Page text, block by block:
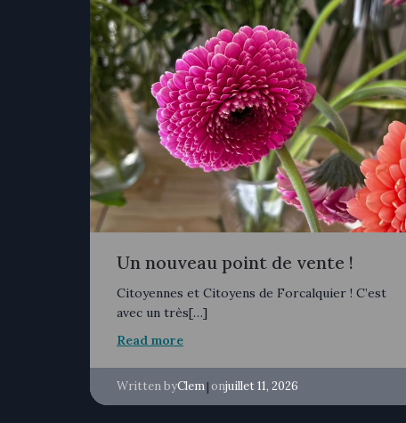
Un nouveau point de vente !
Citoyennes et Citoyens de Forcalquier ! C’est
avec un très[…]
Read more
Written byClem| onjuillet 11, 2026